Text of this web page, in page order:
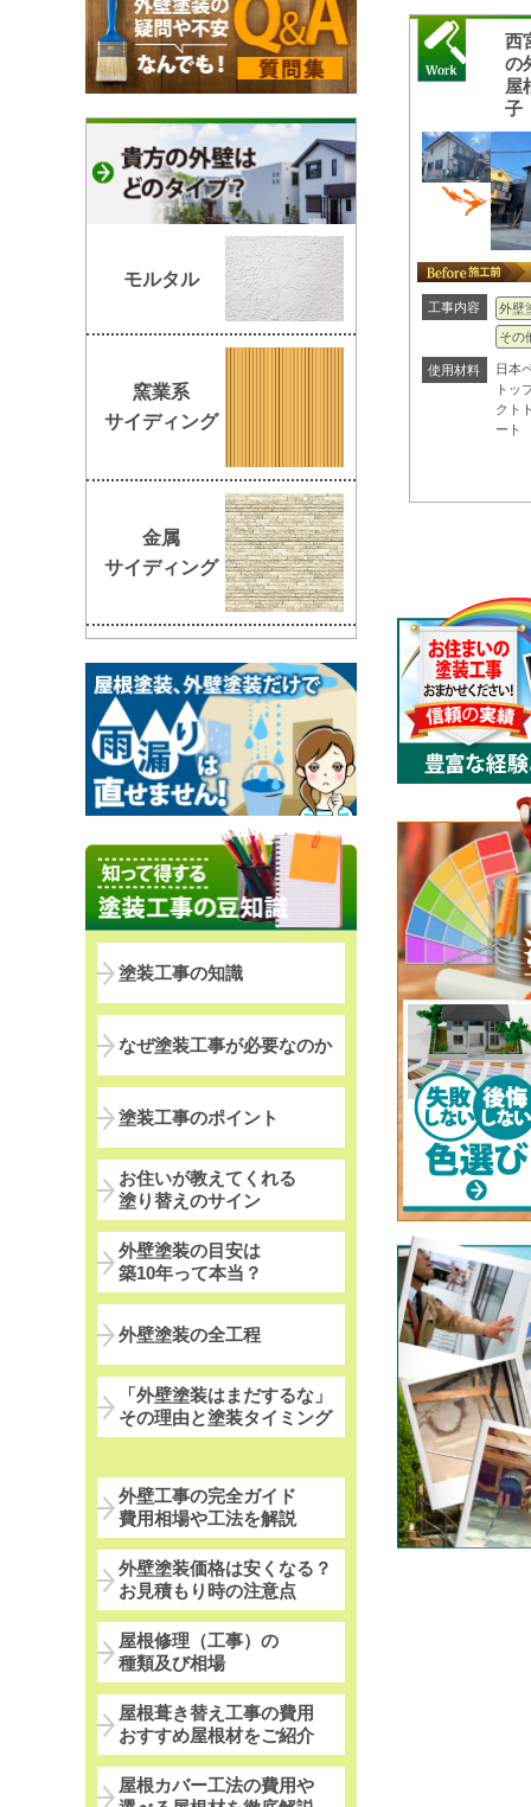
西
の
屋
子
工事内容
外壁
その
使用材料
日本
トッ
クト
ート
モルタル
窯業系
サイディング
金属
サイディング
塗装工事の知識
なぜ塗装工事が必要なのか
塗装工事のポイント
お住いが教えてくれる
塗り替えのサイン
外壁塗装の目安は
築10年って本当？
外壁塗装の全工程
「外壁塗装はまだするな」
その理由と塗装タイミング
外壁工事の完全ガイド
費用相場や工法を解説
外壁塗装価格は安くなる？
お見積もり時の注意点
屋根修理（工事）の
種類及び相場
屋根葺き替え工事の費用
おすすめ屋根材をご紹介
屋根カバー工法の費用や